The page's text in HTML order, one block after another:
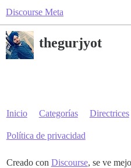
Discourse Meta
thegurjyot
Inicio Categorías Directrices
Política de privacidad
Creado con Discourse, se ve